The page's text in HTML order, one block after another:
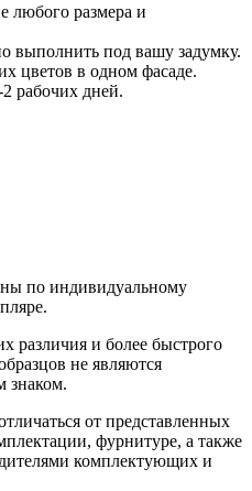
любого размера и
выполнить под вашу задумку.
цветов в одном фасаде.
2 рабочих дней.
по индивидуальному
различия и более быстрого
не являются
знаком.
от представленных
фурнитуре, а также
комплектующих и